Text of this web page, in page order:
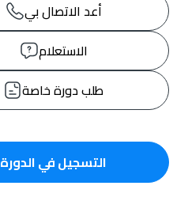
أعد الاتصال بي
الاستعلام
طلب دورة خاصة
التسجيل في الدورة